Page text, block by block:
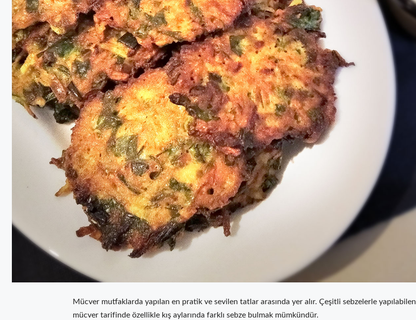
Mücver mutfaklarda yapılan en pratik ve sevilen tatlar arasında yer alır. Çeşitli sebzelerle yapılabilen
mücver tarifinde özellikle kış aylarında farklı sebze bulmak mümkündür.